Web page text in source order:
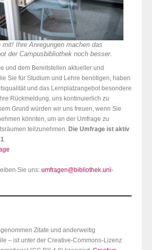
mit! Ihre Anregungen machen das
der Campusbibliothek noch besser.
und dem Bereitstellen aktueller und
Sie für Studium und Lehre benötigen, haben
und das Lernplatzangebot besondere
Rückmeldung, uns kontinuierlich zu
Grund würden wir uns freuen, wenn Sie
könnten, um an der Umfrage zu
teilzunehmen. Die Umfrage ist aktiv
.
Sie uns: umfragen@bibliothek.uni-
Zitate und anderweitig
– ist unter der Creative-Commons-Lizenz